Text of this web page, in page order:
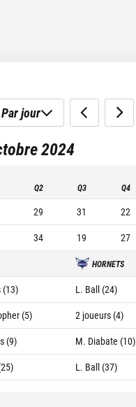
Par jour
2024
Q2 Q3 Q4
29 31 22
34 19 27
HORNETS
(13)
L. Ball (24)
(5)
2 joueurs (4)
(9)
M. Diabate (10)
L. Ball (37)